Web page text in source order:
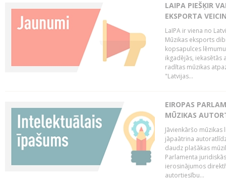
LAIPA PIEŠĶIR
EKSPORTA
LaIPA ir viena no
Mūzikas eksports
kopsapulces
ikgadējās, iekasētās
radītas mūzikas
"Latvijas...
EIROPAS
MŪZIKAS
Jāvienkāršo
jāpaātrina
daudz plašākas
Parlamenta
ierosinājumos
autortiesību...